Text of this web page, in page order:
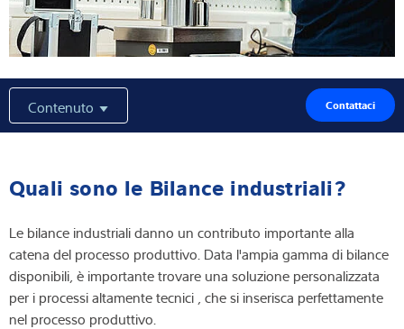
Contenuto Contattaci
Quali sono le Bilance industriali?
Le bilance industriali danno un contributo importante alla
catena del processo produttivo. Data l'ampia gamma di bilance
disponibili, è importante trovare una soluzione personalizzata
per i processi altamente tecnici , che si inserisca perfettamente
nel processo produttivo.